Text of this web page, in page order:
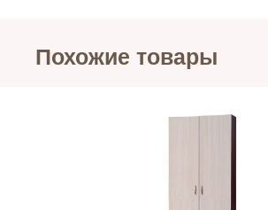
Похожие товары